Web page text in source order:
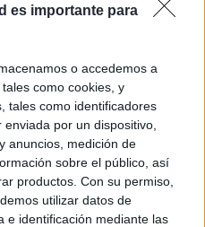
es importante para
o accedemos a
como cookies, y
tales como identificadores
por un dispositivo,
anuncios, medición de
sobre el público, así
productos. Con su permiso,
utilizar datos de
e identificación mediante las